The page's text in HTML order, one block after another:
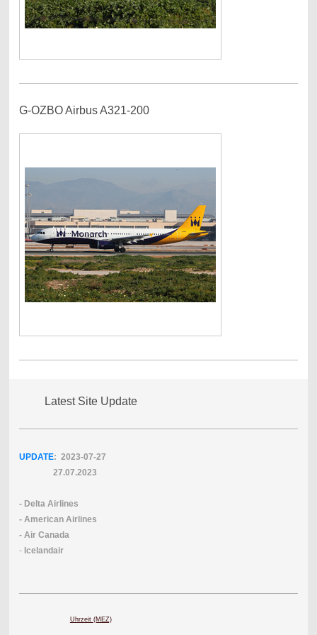
G-OZBO Airbus A321-200
Latest Site Update
UPDATE: 2023-07-27
27.07.2023
- Delta Airlines
- American Airlines
- Air Canada
- Icelandair
Uhrzeit (MEZ)